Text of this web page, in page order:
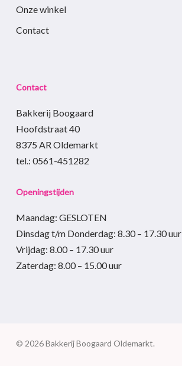
Onze winkel
Contact
Contact
Bakkerij Boogaard
Hoofdstraat 40
8375 AR Oldemarkt
tel.: 0561-451282
Openingstijden
Maandag: GESLOTEN
Dinsdag t/m Donderdag: 8.30 – 17.30uur
Vrijdag: 8.00 – 17.30uur
Zaterdag: 8.00 – 15.00uur
© 2026 Bakkerij Boogaard Oldemarkt.